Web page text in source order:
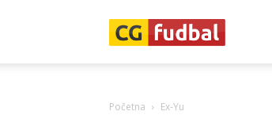
Početna Ex-Yu